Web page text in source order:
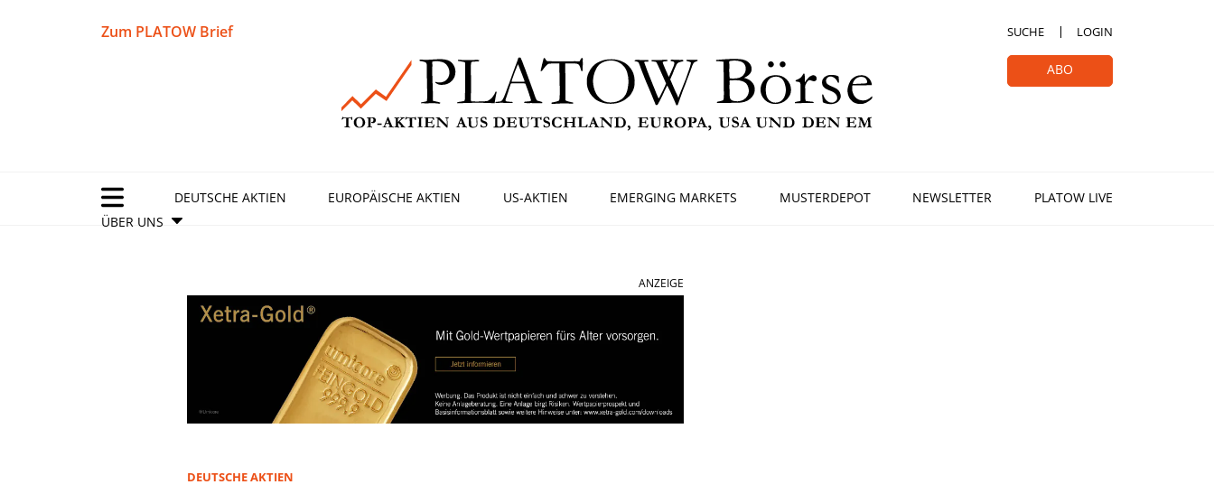
Zum PLATOW Brief SUCHE LOGIN
ABO
DEUTSCHE AKTIEN EUROPÄISCHE AKTIEN US-AKTIEN EMERGING MARKETS MUSTERDEPOT NEWSLETTER
PLATOW LIVE
ÜBER UNS
ANZEIGE
DEUTSCHE AKTIEN